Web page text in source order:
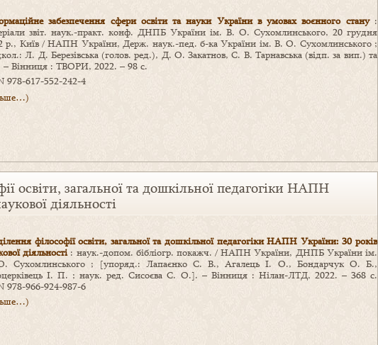
забезпечення сфери освіти та науки України в умовах воєнного стану:
звіт. наук.-практ. конф. ДНПБ України ім. В. О. Сухомлинського, 20 грудня
р., Київ / НАПН України, Держ. наук.-пед. б-ка України ім. В. О. Сухомлинського ;
Л. Д. Березівська (голов. ред.), Д. О. Закатнов, С. В. Тарнавська (відп. за вип.) та
– Вінниця : ТВОРИ, 2022. – 98 с.
978-617-552-242-4
освіти, загальної та дошкільної педагогіки НАПН
діяльності
філософії освіти, загальної та дошкільної педагогіки НАПН України: 30 років
діяльності: наук.-допом. бібліогр. покажч. / НАПН України, ДНПБ України ім.
Сухомлинського ; [упоряд.: Лапаєнко С. В., Агалець І. О., Бондарчук О. Б.,
І. П. ; наук. ред. Сисоєва С. О.]. – Вінниця : Нілан-ЛТД, 2022. – 368 с.
978-966-924-987-6